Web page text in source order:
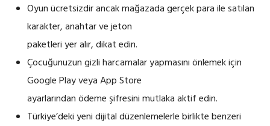
Oyun ücretsizdir ancak mağazada gerçek para ile satılan
karakter, anahtar ve jeton
paketleri yer alır, dikat edin.
Çocuğunuzun gizli harcamalar yapmasını önlemek için
Google Play veya App Store
ayarlarından ödeme şifresini mutlaka aktif edin.
Türkiye’deki yeni dijital düzenlemelerle birlikte benzeri